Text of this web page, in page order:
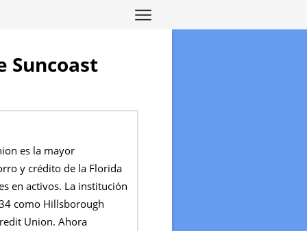
Suncoast
es la mayor
y crédito de la Florida
en activos. La institución
como Hillsborough
Union. Ahora